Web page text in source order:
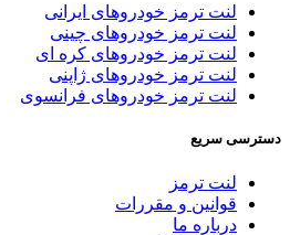
لنت ترمز خودروهای ایرانی
لنت ترمز خودروهای چینی
لنت ترمز خودروهای کره ای
لنت ترمز خودروهای ژاپنی
لنت ترمز خودروهای فرانسوی
دسترسی سریع
لنت ترمز
قوانین و مقررات
درباره ما